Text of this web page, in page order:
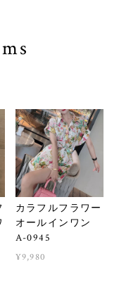
カラフルフラワー
オールインワン
A-0945
¥9,980